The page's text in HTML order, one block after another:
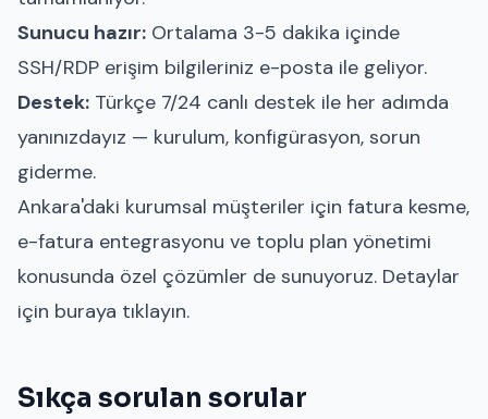
Sunucu hazır: Ortalama 3-5 dakika içinde
SSH/RDP erişim bilgileriniz e-posta ile geliyor.
Destek: Türkçe 7/24 canlı destek ile her adımda
yanınızdayız — kurulum, konfigürasyon, sorun
giderme.
Ankara'daki kurumsal müşteriler için fatura kesme,
e-fatura entegrasyonu ve toplu plan yönetimi
konusunda özel çözümler de sunuyoruz. Detaylar
için buraya tıklayın.
Sıkça sorulan sorular